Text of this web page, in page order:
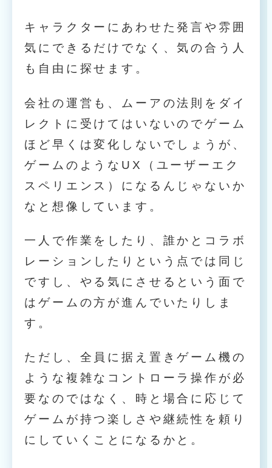
キャラクターにあわせた発言や雰囲
気にできるだけでなく、気の合う人
も自由に探せます。
会社の運営も、ムーアの法則をダイ
レクトに受けてはいないのでゲーム
ほど早くは変化しないでしょうが、
ゲームのようなUX（ユーザーエク
スペリエンス）になるんじゃないか
なと想像しています。
一人で作業をしたり、誰かとコラボ
レーションしたりという点では同じ
ですし、やる気にさせるという面で
はゲームの方が進んでいたりしま
す。
ただし、全員に据え置きゲーム機の
ような複雑なコントローラ操作が必
要なのではなく、時と場合に応じて
ゲームが持つ楽しさや継続性を頼り
にしていくことになるかと。